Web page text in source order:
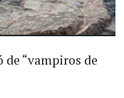
“vampiros de